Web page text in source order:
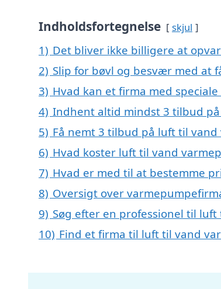
Indholdsfortegnelse skjul
1) Det bliver ikke billigere at
2) Slip for bøvl og besvær med at
3) Hvad kan et firma med
4) Indhent altid mindst 3 tilbud
5) Få nemt 3 tilbud på luft til
6) Hvad koster luft til vand
7) Hvad er med til at bestemme
8) Oversigt over
9) Søg efter en professionel til
10) Find et firma til luft til vand